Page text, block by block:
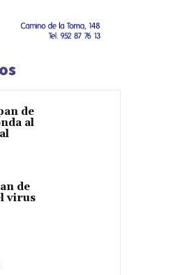
de
al
de
virus